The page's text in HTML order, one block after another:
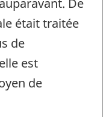
De
était traitée
de
est
de